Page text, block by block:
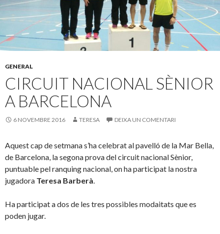
GENERAL
CIRCUIT NACIONAL SÈNIOR
A BARCELONA
6 NOVEMBRE 2016 TERESA DEIXA UN COMENTARI
Aquest cap de setmana s’ha celebrat al pavelló de la Mar Bella,
de Barcelona, la segona prova del circuit nacional Sènior,
puntuable pel ranquing nacional, on ha participat la nostra
jugadora Teresa Barberà.
Ha participat a dos de les tres possibles modaitats que es
poden jugar.